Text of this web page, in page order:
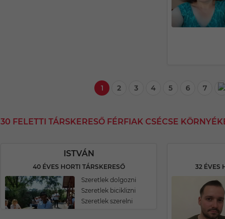
1 2 3 4 5 6 7
30 FELETTI TÁRSKERESŐ FÉRFIAK CSÉCSE
ISTVÁN
40 ÉVES HORTI TÁRSKERESŐ
Szeretlek dolgozni
Szeretlek biciklizni
Szeretlek szerelni
32 ÉVES